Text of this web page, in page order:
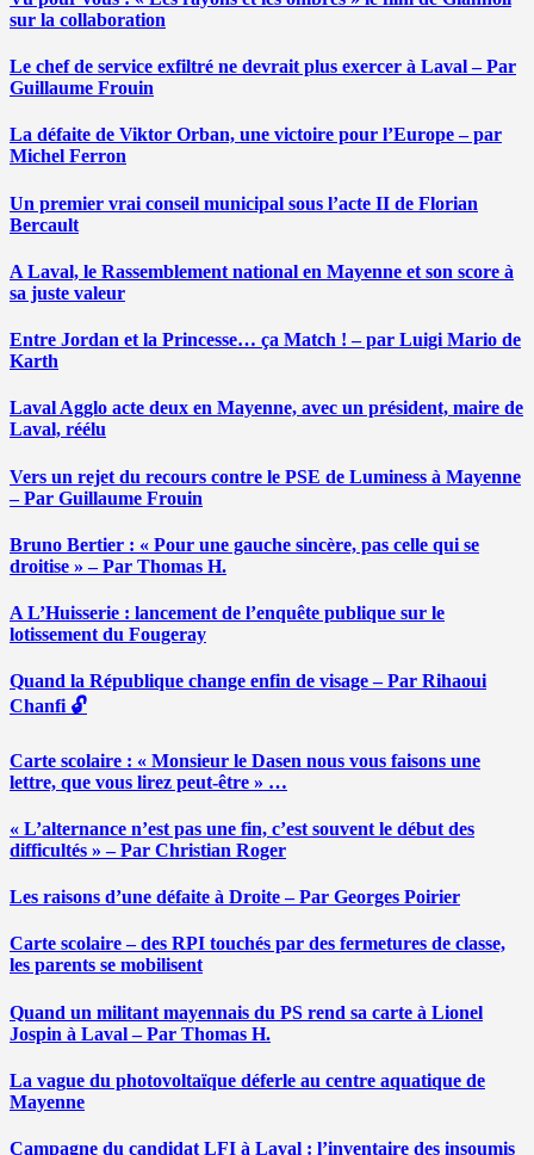
sur la collaboration
Le chef de service exfiltré ne devrait plus exercer à Laval – Par
Guillaume Frouin
La défaite de Viktor Orban, une victoire pour l’Europe – par
Michel Ferron
Un premier vrai conseil municipal sous l’acte II de Florian
Bercault
A Laval, le Rassemblement national en Mayenne et son score à
sa juste valeur
Entre Jordan et la Princesse… ça Match ! – par Luigi Mario de
Karth
Laval Agglo acte deux en Mayenne, avec un président, maire de
Laval, réélu
Vers un rejet du recours contre le PSE de Luminess à Mayenne
– Par Guillaume Frouin
Bruno Bertier : « Pour une gauche sincère, pas celle qui se
droitise » – Par Thomas H.
A L’Huisserie : lancement de l’enquête publique sur le
lotissement du Fougeray
Quand la République change enfin de visage – Par Rihaoui
Chanfi 🔓
Carte scolaire : « Monsieur le Dasen nous vous faisons une
lettre, que vous lirez peut-être » …
« L’alternance n’est pas une fin, c’est souvent le début des
difficultés » – Par Christian Roger
Les raisons d’une défaite à Droite – Par Georges Poirier
Carte scolaire – des RPI touchés par des fermetures de classe,
les parents se mobilisent
Quand un militant mayennais du PS rend sa carte à Lionel
Jospin à Laval – Par Thomas H.
La vague du photovoltaïque déferle au centre aquatique de
Mayenne
Campagne du candidat LFI à Laval : l’inventaire des insoumis